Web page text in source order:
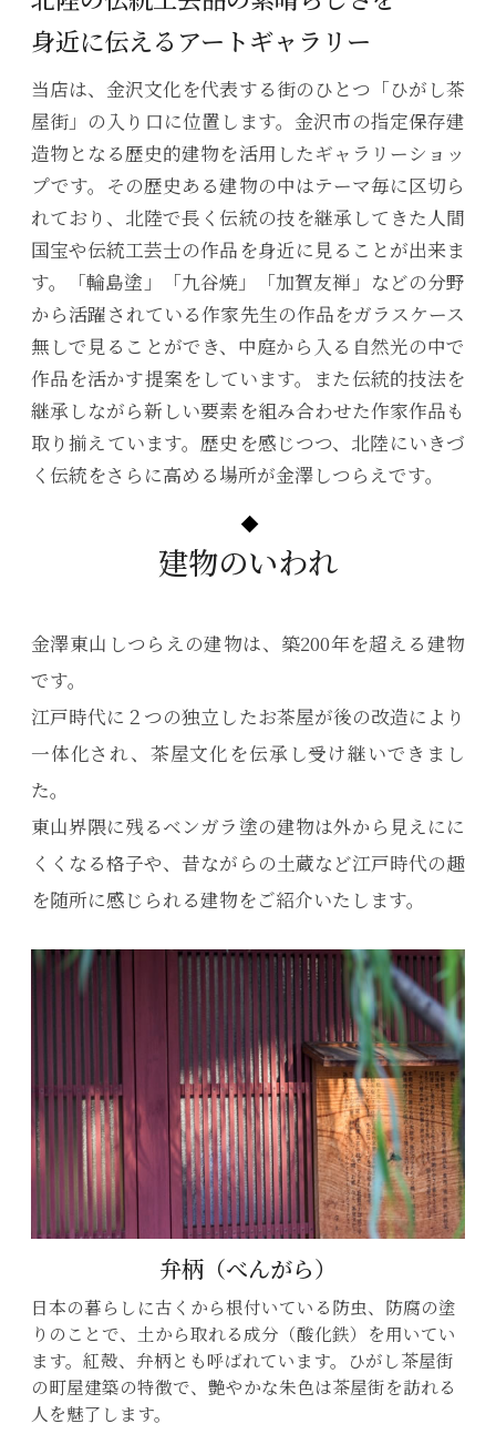
身近に伝えるアートギャラリー
当店は、金沢文化を代表する街のひとつ「ひがし茶
屋街」の入り口に位置します。金沢市の指定保存建
造物となる歴史的建物を活用したギャラリーショッ
プです。その歴史ある建物の中はテーマ毎に区切ら
れており、北陸で長く伝統の技を継承してきた人間
国宝や伝統工芸士の作品を身近に見ることが出来ま
す。「輪島塗」「九谷焼」「加賀友禅」などの分野
から活躍されている作家先生の作品をガラスケース
無しで見ることができ、中庭から入る自然光の中で
作品を活かす提案をしています。また伝統的技法を
継承しながら新しい要素を組み合わせた作家作品も
取り揃えています。歴史を感じつつ、北陸にいきづ
く伝統をさらに高める場所が金澤しつらえです。
建物のいわれ
金澤東山しつらえの建物は、築200年を超える建物
です。
江戸時代に２つの独立したお茶屋が後の改造により
一体化され、茶屋文化を伝承し受け継いできまし
た。
東山界隈に残るベンガラ塗の建物は外から見えにに
くくなる格子や、昔ながらの土蔵など江戸時代の趣
を随所に感じられる建物をご紹介いたします。
弁柄（べんがら）
日本の暮らしに古くから根付いている防虫、防腐の塗
りのことで、土から取れる成分（酸化鉄）を用いてい
ます。紅殻、弁柄とも呼ばれています。ひがし茶屋街
の町屋建築の特徴で、艶やかな朱色は茶屋街を訪れる
人を魅了します。